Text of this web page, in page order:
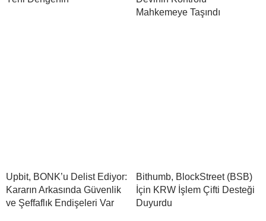
Mahkemeye Taşındı
Upbit, BONK’u Delist Ediyor:
Kararın Arkasında Güvenlik
ve Şeffaflık Endişeleri Var
Bithumb, BlockStreet (BSB)
İçin KRW İşlem Çifti Desteği
Duyurdu